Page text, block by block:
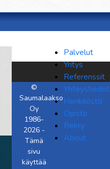
Palvelut
Yritys
Referenssit
Yhteystiedot
Henkilöstö
Opisto
Rekry
About
©
Saumalaakso
Oy
1986-
2026 -
Tämä
sivu
käyttää